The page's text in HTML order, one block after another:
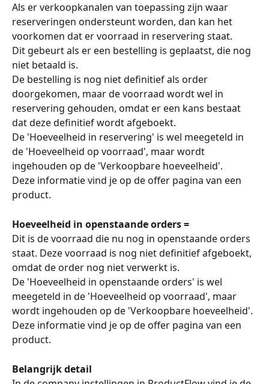
Als er verkoopkanalen van toepassing zijn waar
reserveringen ondersteunt worden, dan kan het
voorkomen dat er voorraad in reservering staat.
Dit gebeurt als er een bestelling is geplaatst, die nog
niet betaald is.
De bestelling is nog niet definitief als order
doorgekomen, maar de voorraad wordt wel in
reservering gehouden, omdat er een kans bestaat
dat deze definitief wordt afgeboekt.
De 'Hoeveelheid in reservering' is wel meegeteld in
de 'Hoeveelheid op voorraad', maar wordt
ingehouden op de 'Verkoopbare hoeveelheid'.
Deze informatie vind je op de offer pagina van een
product.
Hoeveelheid in openstaande orders =
Dit is de voorraad die nu nog in openstaande orders
staat. Deze voorraad is nog niet definitief afgeboekt,
omdat de order nog niet verwerkt is.
De 'Hoeveelheid in openstaande orders' is wel
meegeteld in de 'Hoeveelheid op voorraad', maar
wordt ingehouden op de 'Verkoopbare hoeveelheid'.
Deze informatie vind je op de offer pagina van een
product.
Belangrijk detail